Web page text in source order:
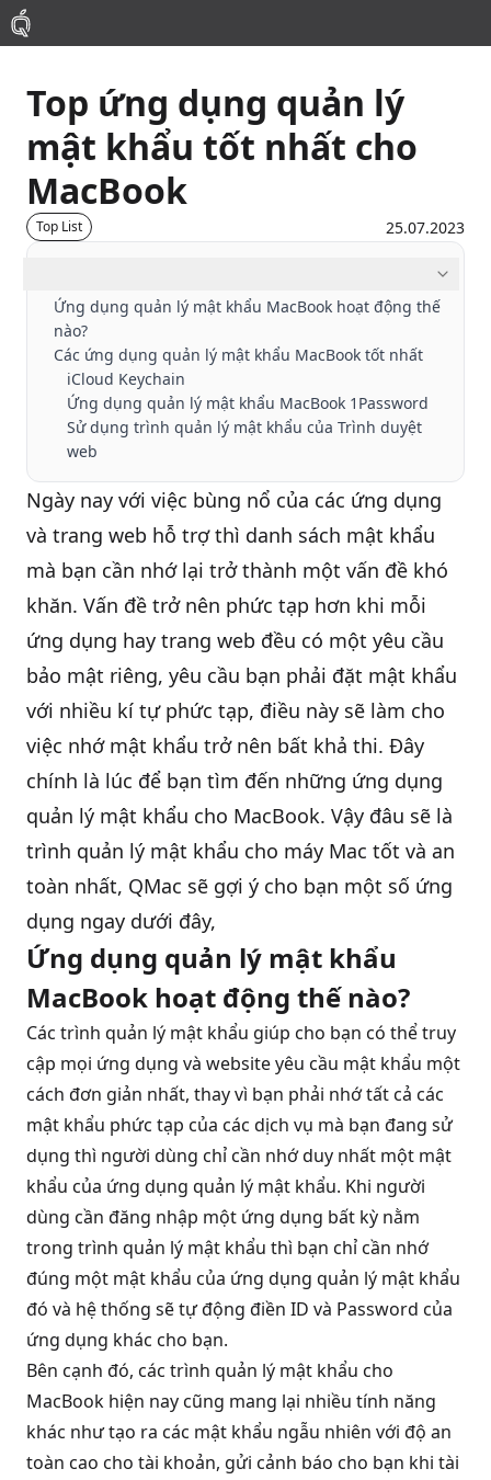
Mac
MacBook Pro
MacBook Air
Phụ Kiện
Thu Mua
Sửa Chữa
Thay Linh Kiện
Top ứng dụng quản lý
mật khẩu tốt nhất cho
MacBook
Top List 25.07.2023
Ứng dụng quản lý mật khẩu MacBook hoạt động thế
nào?
Các ứng dụng quản lý mật khẩu MacBook tốt nhất
iCloud Keychain
Ứng dụng quản lý mật khẩu MacBook 1Password
Sử dụng trình quản lý mật khẩu của Trình duyệt
web
Ngày nay với việc bùng nổ của các ứng dụng
và trang web hỗ trợ thì danh sách mật khẩu
mà bạn cần nhớ lại trở thành một vấn đề khó
khăn. Vấn đề trở nên phức tạp hơn khi mỗi
ứng dụng hay trang web đều có một yêu cầu
bảo mật riêng, yêu cầu bạn phải đặt mật khẩu
với nhiều kí tự phức tạp, điều này sẽ làm cho
việc nhớ mật khẩu trở nên bất khả thi. Đây
chính là lúc để bạn tìm đến những ứng dụng
quản lý mật khẩu cho MacBook. Vậy đâu sẽ là
trình quản lý mật khẩu cho máy Mac tốt và an
toàn nhất, QMac sẽ gợi ý cho bạn một số ứng
dụng ngay dưới đây,
Ứng dụng quản lý mật khẩu
MacBook hoạt động thế nào?
Các trình quản lý mật khẩu giúp cho bạn có thể truy
cập mọi ứng dụng và website yêu cầu mật khẩu một
cách đơn giản nhất, thay vì bạn phải nhớ tất cả các
mật khẩu phức tạp của các dịch vụ mà bạn đang sử
dụng thì người dùng chỉ cần nhớ duy nhất một mật
khẩu của ứng dụng quản lý mật khẩu. Khi người
dùng cần đăng nhập một ứng dụng bất kỳ nằm
trong trình quản lý mật khẩu thì bạn chỉ cần nhớ
đúng một mật khẩu của ứng dụng quản lý mật khẩu
đó và hệ thống sẽ tự động điền ID và Password của
ứng dụng khác cho bạn.
Bên cạnh đó, các trình quản lý mật khẩu cho
MacBook hiện nay cũng mang lại nhiều tính năng
khác như tạo ra các mật khẩu ngẫu nhiên với độ an
toàn cao cho tài khoản, gửi cảnh báo cho bạn khi tài